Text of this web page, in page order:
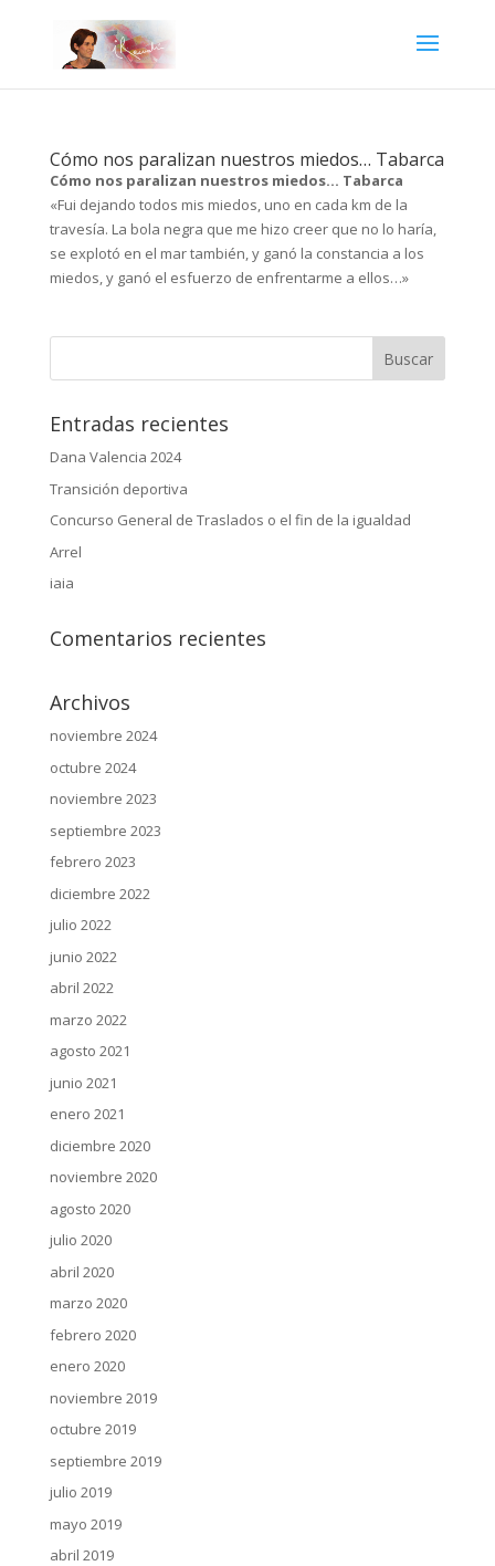
Cómo nos paralizan nuestros miedos… Tabarca
Cómo nos paralizan nuestros miedos… Tabarca
«Fui dejando todos mis miedos, uno en cada km de la
travesía. La bola negra que me hizo creer que no lo haría,
se explotó en el mar también, y ganó la constancia a los
miedos, y ganó el esfuerzo de enfrentarme a ellos…»
Entradas recientes
Dana Valencia 2024
Transición deportiva
Concurso General de Traslados o el fin de la igualdad
Arrel
iaia
Comentarios recientes
Archivos
noviembre 2024
octubre 2024
noviembre 2023
septiembre 2023
febrero 2023
diciembre 2022
julio 2022
junio 2022
abril 2022
marzo 2022
agosto 2021
junio 2021
enero 2021
diciembre 2020
noviembre 2020
agosto 2020
julio 2020
abril 2020
marzo 2020
febrero 2020
enero 2020
noviembre 2019
octubre 2019
septiembre 2019
julio 2019
mayo 2019
abril 2019